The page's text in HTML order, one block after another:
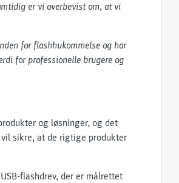
er vi overbevist om, at vi
for flashhukommelse og har
for professionelle brugere og
og løsninger, og det
sikre, at de rigtige produkter
flashdrev, der er målrettet